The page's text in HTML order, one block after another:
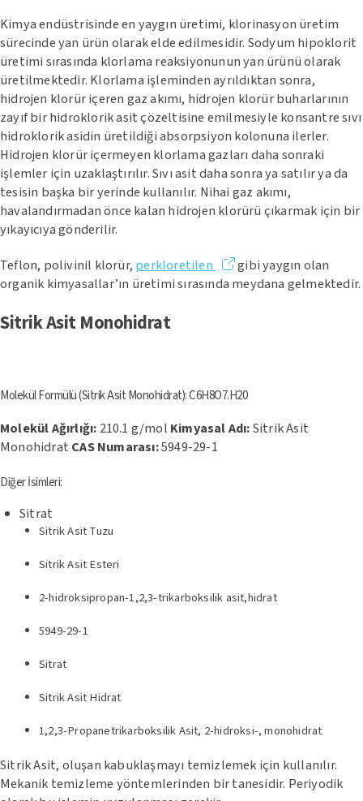
Kimya endüstrisinde en yaygın üretimi, klorinasyon üretim
sürecinde yan ürün olarak elde edilmesidir. Sodyum hipoklorit
üretimi sırasında klorlama reaksiyonunun yan ürünü olarak
üretilmektedir. Klorlama işleminden ayrıldıktan sonra,
hidrojen klorür içeren gaz akımı, hidrojen klorür buharlarının
zayıf bir hidroklorik asit çözeltisine emilmesiyle konsantre sıvı
hidroklorik asidin üretildiği absorpsiyon kolonuna ilerler.
Hidrojen klorür içermeyen klorlama gazları daha sonraki
işlemler için uzaklaştırılır. Sıvı asit daha sonra ya satılır ya da
tesisin başka bir yerinde kullanılır. Nihai gaz akımı,
havalandırmadan önce kalan hidrojen klorürü çıkarmak için bir
yıkayıcıya gönderilir.
Teflon, polivinil klorür, perkloretilen
gibi yaygın olan
organik kimyasallar’ın üretimi sırasında meydana gelmektedir.
Sitrik Asit Monohidrat
Molekül Formülü (Sitrik Asit Monohidrat): C6H8O7.H20
Molekül Ağırlığı: 210.1 g/mol Kimyasal Adı:Sitrik Asit
Monohidrat CAS Numarası:5949-29-1
Diğer İsimleri:
Sitrat
Sitrik Asit Tuzu
Sitrik Asit Esteri
2-hidroksipropan-1,2,3-trikarboksilik asit,hidrat
5949-29-1
Sitrat
Sitrik Asit Hidrat
1,2,3-Propanetrikarboksilik Asit, 2-hidroksi-, monohidrat
Sitrik Asit, oluşan kabuklaşmayı temizlemek için kullanılır.
Mekanik temizleme yöntemlerinden bir tanesidir. Periyodik